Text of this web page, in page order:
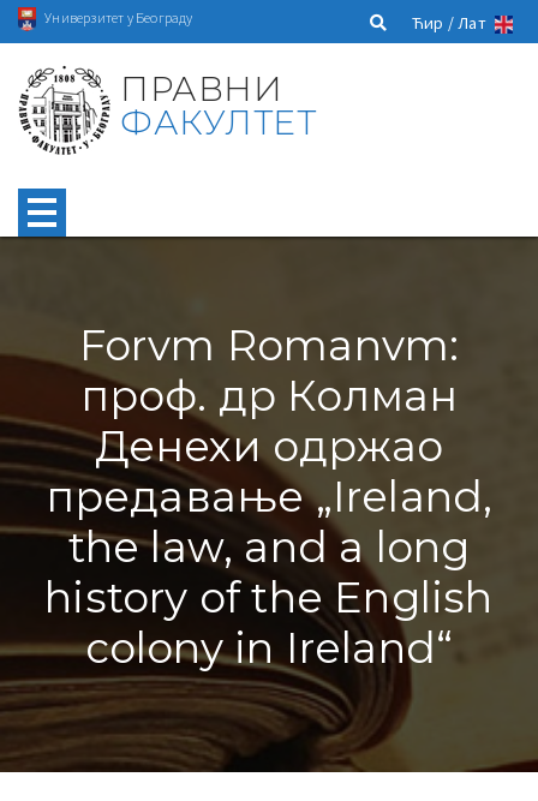
Универзитет у Београду Ћир /Лат
ПРАВНИ
ФАКУЛТЕТ
Forvm Romanvm:
проф. др Колман
Денехи одржао
предавање „Ireland,
the law, and a long
history of the English
colony in Ireland“